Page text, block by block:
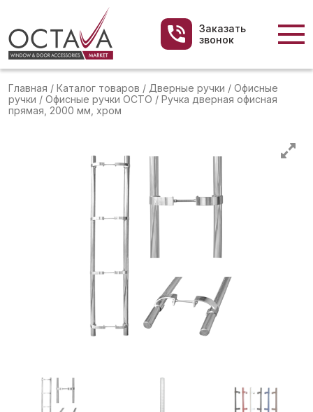
Заказать
звонок
Главная / Каталог товаров / Дверные ручки / Офисные
ручки / Офисные ручки OCTO / Ручка дверная офисная
прямая, 2000 мм, хром